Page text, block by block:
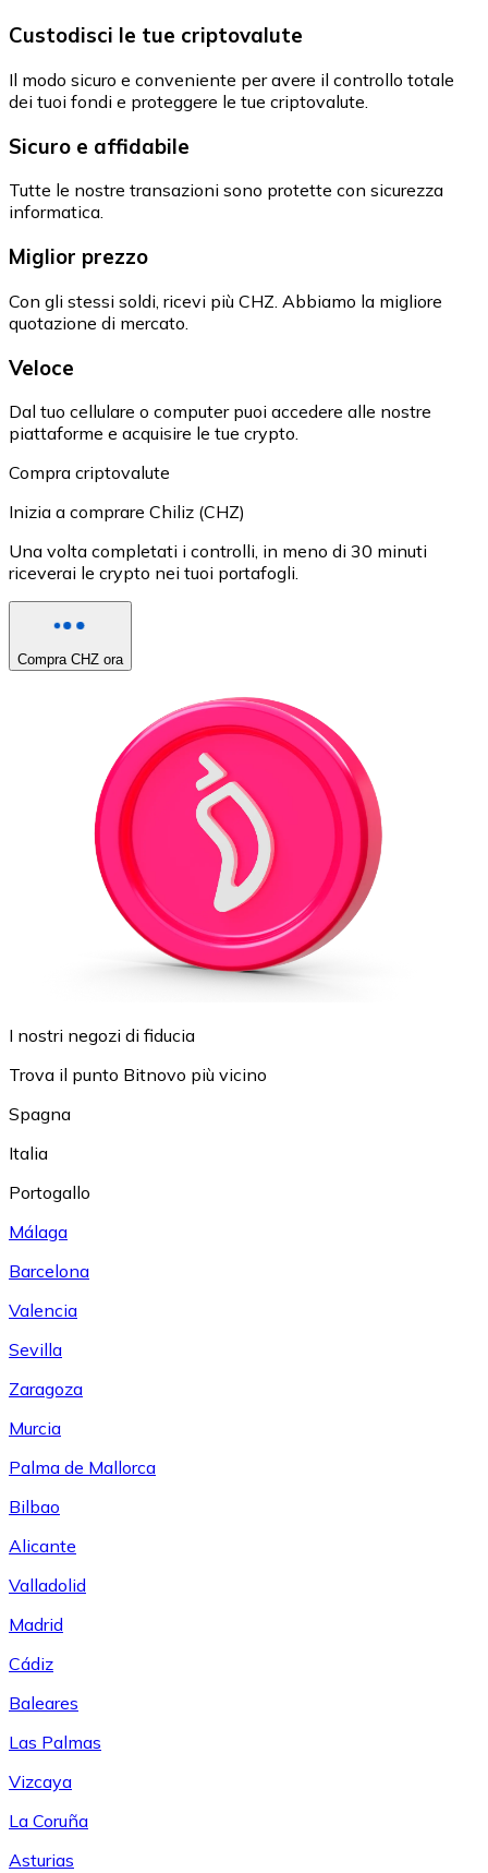
Custodisci le tue criptovalute
Il modo sicuro e conveniente per avere il controllo totale
dei tuoi fondi e proteggere le tue criptovalute.
Sicuro e affidabile
Tutte le nostre transazioni sono protette con sicurezza
informatica.
Miglior prezzo
Con gli stessi soldi, ricevi più CHZ. Abbiamo la migliore
quotazione di mercato.
Veloce
Dal tuo cellulare o computer puoi accedere alle nostre
piattaforme e acquisire le tue crypto.
Compra criptovalute
Inizia a comprare Chiliz (CHZ)
Una volta completati i controlli, in meno di 30 minuti
riceverai le crypto nei tuoi portafogli.
Compra CHZ ora
I nostri negozi di fiducia
Trova il punto Bitnovo più vicino
Spagna
Italia
Portogallo
Málaga
Barcelona
Valencia
Sevilla
Zaragoza
Murcia
Palma de Mallorca
Bilbao
Alicante
Valladolid
Madrid
Cádiz
Baleares
Las Palmas
Vizcaya
La Coruña
Asturias